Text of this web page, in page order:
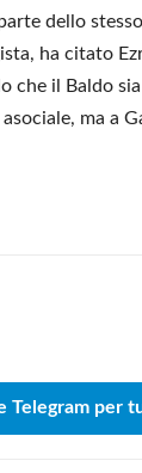
dello
ha citato
che il Baldo
ma a
Telegram per